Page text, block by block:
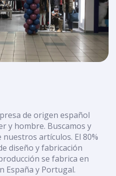
de origen español
y hombre. Buscamos y
artículos. El 80%
diseño y fabricación
se fabrica en
España y Portugal.